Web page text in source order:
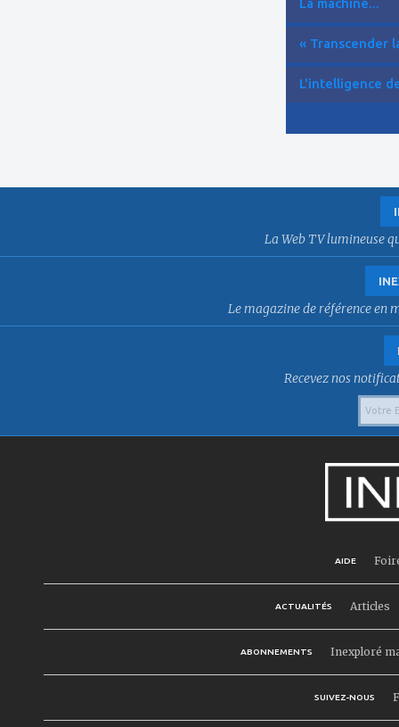
La machine...
« Transcender
L'intelligence
La Web TV lumineuse
Le magazine de référence en
Recevez nos
AIDE
ACTUALITÉS Articles
ABONNEMENTS Inexploré
SUIVEZ-NOUS